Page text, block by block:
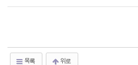
목록 위로